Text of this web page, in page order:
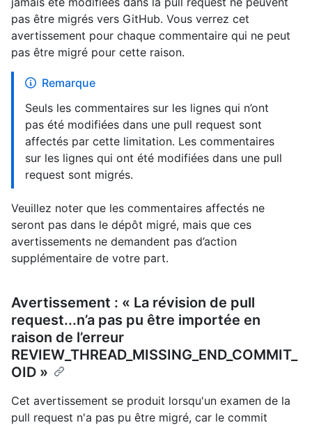
pas être migrés vers GitHub. Vous verrez cet
avertissement pour chaque commentaire qui ne peut
pas être migré pour cette raison.
Remarque
Seuls les commentaires sur les lignes qui n’ont
pas été modifiées dans une pull request sont
affectés par cette limitation. Les commentaires
sur les lignes qui ont été modifiées dans une pull
request sont migrés.
Veuillez noter que les commentaires affectés ne
seront pas dans le dépôt migré, mais que ces
avertissements ne demandent pas d’action
supplémentaire de votre part.
Avertissement : « La révision de pull
request...n’a pas pu être importée en
raison de l’erreur
REVIEW_THREAD_MISSING_END_COMMIT_
OID »
Cet avertissement se produit lorsqu'un examen de la
pull request n'a pas pu être migré, car le commit